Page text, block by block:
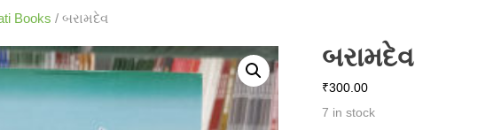
Books / બરામદેવ
બરામદેવ
₹300.00
7 in stock